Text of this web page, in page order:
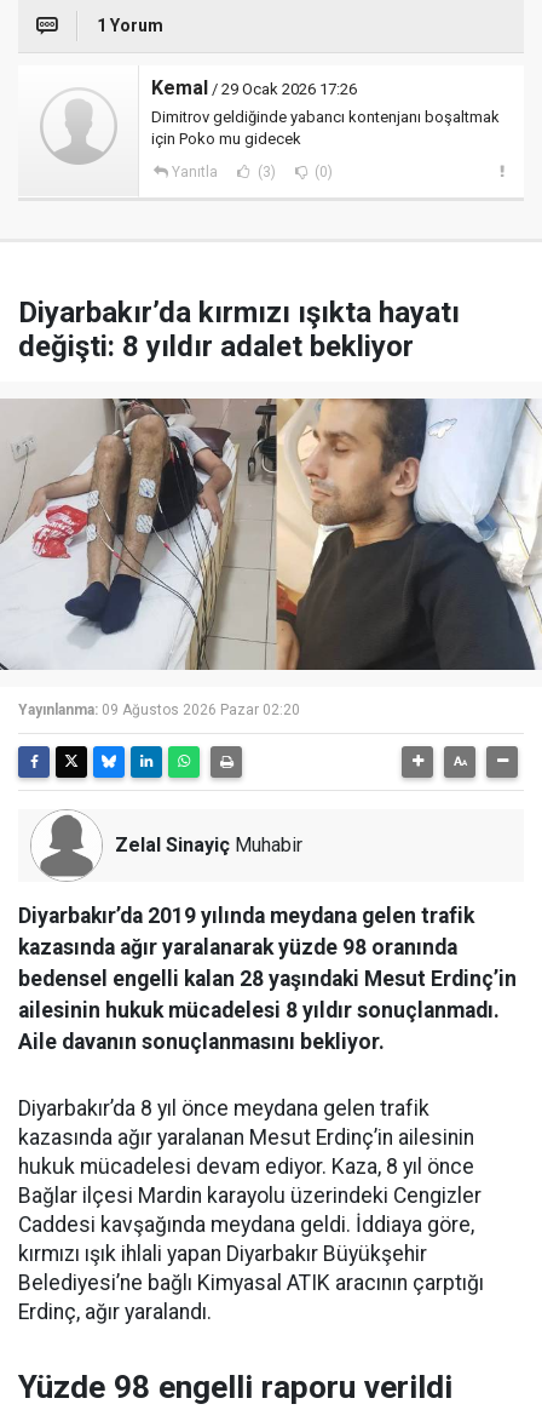
1 Yorum
Kemal / 29 Ocak 2026 17:26
Dimitrov geldiğinde yabancı kontenjanı boşaltmak
için Poko mu gidecek
Yanıtla (3) (0)
Diyarbakır’da kırmızı ışıkta hayatı
değişti: 8 yıldır adalet bekliyor
Yayınlanma: 09 Ağustos 2026 Pazar 02:20
Zelal Sinayiç Muhabir
Diyarbakır’da 2019 yılında meydana gelen trafik
kazasında ağır yaralanarak yüzde 98 oranında
bedensel engelli kalan 28 yaşındaki Mesut Erdinç’in
ailesinin hukuk mücadelesi 8 yıldır sonuçlanmadı.
Aile davanın sonuçlanmasını bekliyor.
Diyarbakır’da 8 yıl önce meydana gelen trafik
kazasında ağır yaralanan Mesut Erdinç’in ailesinin
hukuk mücadelesi devam ediyor. Kaza, 8 yıl önce
Bağlar ilçesi Mardin karayolu üzerindeki Cengizler
Caddesi kavşağında meydana geldi. İddiaya göre,
kırmızı ışık ihlali yapan Diyarbakır Büyükşehir
Belediyesi’ne bağlı Kimyasal ATIK aracının çarptığı
Erdinç, ağır yaralandı.
Yüzde 98 engelli raporu verildi